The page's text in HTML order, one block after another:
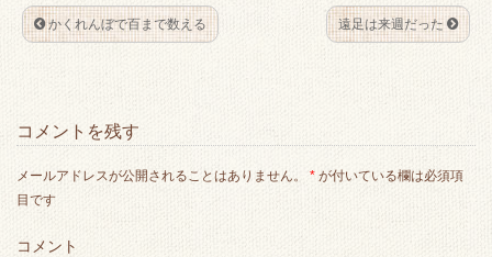
かくれんぼで百まで数える 遠足は来週だった
コメントを残す
メールアドレスが公開されることはありません。 * が付いている欄は必須項
目です
コメント